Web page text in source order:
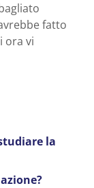
fatto
ora vi
la